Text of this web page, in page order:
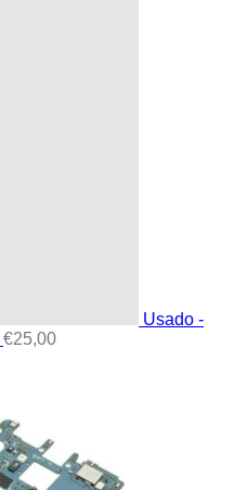
Usado -
€25,00